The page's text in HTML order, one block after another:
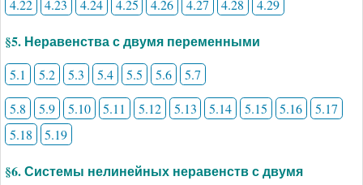
4.22
4.23 4.24 4.25 4.26 4.27 4.28 4.29
§5. Неравенства с двумя переменными
5.1 5.2 5.3 5.4 5.5 5.6
5.7
5.8
5.9 5.10 5.11 5.12 5.13 5.14 5.15 5.16
5.17
5.18
5.19
§6. Системы нелинейных неравенств с двумя